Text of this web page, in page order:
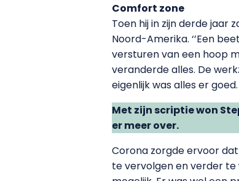
Comfort zone
Toen hij in zijn derde jaar
Noord-Amerika. ‘’Een
versturen van een hoop
veranderde alles. De
eigenlijk was alles er
Met zijn scriptie won
er meer over.
Corona zorgde ervoor
te vervolgen en verder te